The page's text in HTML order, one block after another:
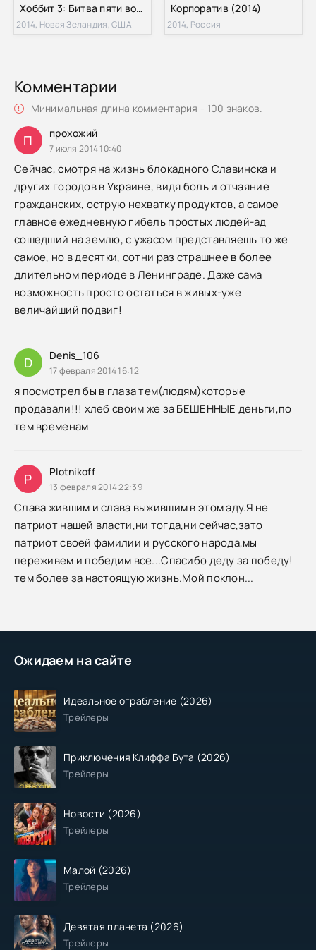
Ожидаем на сайте
Идеальное ограбление (2026)
Трейлеры
Приключения Клиффа Бута (2026)
Трейлеры
Новости (2026)
Трейлеры
Малой (2026)
Трейлеры
Девятая планета (2026)
Трейлеры
Хоббит 3: Битва пяти воинств (2014)
2014, Новая Зеландия, США
Корпоратив (2014)
2014, Россия
Комментарии
Минимальная длина комментария - 100 знаков.
П прохожий
7 июля 2014 10:40
Сейчас, смотря на жизнь блокадного Славинска и
других городов в Украине, видя боль и отчаяние
гражданских, острую нехватку продуктов, а самое
главное ежедневную гибель простых людей-ад
сошедший на землю, с ужасом представляешь то же
самое, но в десятки, сотни раз страшнее в более
длительном периоде в Ленинграде. Даже сама
возможность просто остаться в живых-уже
величайший подвиг!
D Denis_106
17 февраля 2014 16:12
я посмотрел бы в глаза тем(людям)которые
продавали!!! хлеб своим же за БЕШЕННЫЕ деньги,по
тем временам
P Plotnikoff
13 февраля 2014 22:39
Слава жившим и слава выжившим в этом аду.Я не
патриот нашей власти,ни тогда,ни сейчас,зато
патриот своей фамилии и русского народа,мы
переживем и победим все...Спасибо деду за победу!
тем более за настоящую жизнь.Мой поклон...